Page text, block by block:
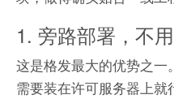
1. 旁路部署，不
这是格发最大的优势之一
需要装在许可服务器上